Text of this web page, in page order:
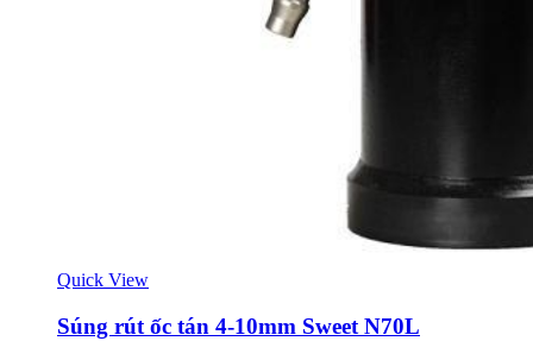
Quick View
Súng rút ốc tán 4-10mm Sweet N70L